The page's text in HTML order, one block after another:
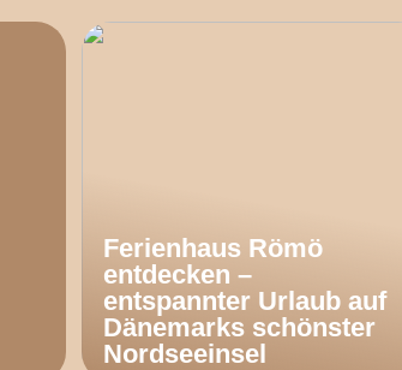
Ferienhaus Römö
entdecken –
entspannter Urlaub auf
Dänemarks schönster
Nordseeinsel